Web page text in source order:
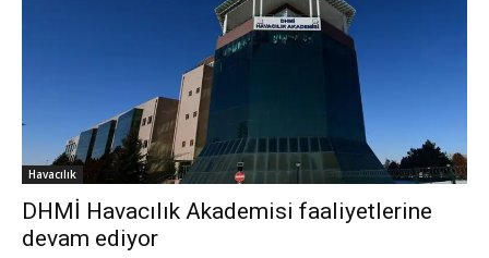
Havacılık
DHMİ Havacılık Akademisi faaliyetlerine
devam ediyor